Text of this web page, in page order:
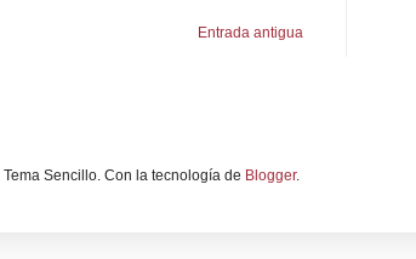
Entrada antigua
Tema Sencillo. Con la tecnología de Blogger.